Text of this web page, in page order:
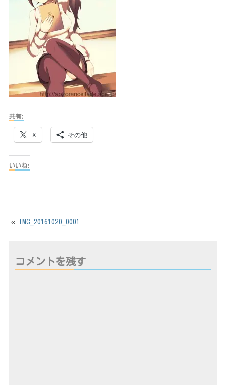
共有:
X その他
いいね:
« IMG_20161020_0001
コメントを残す